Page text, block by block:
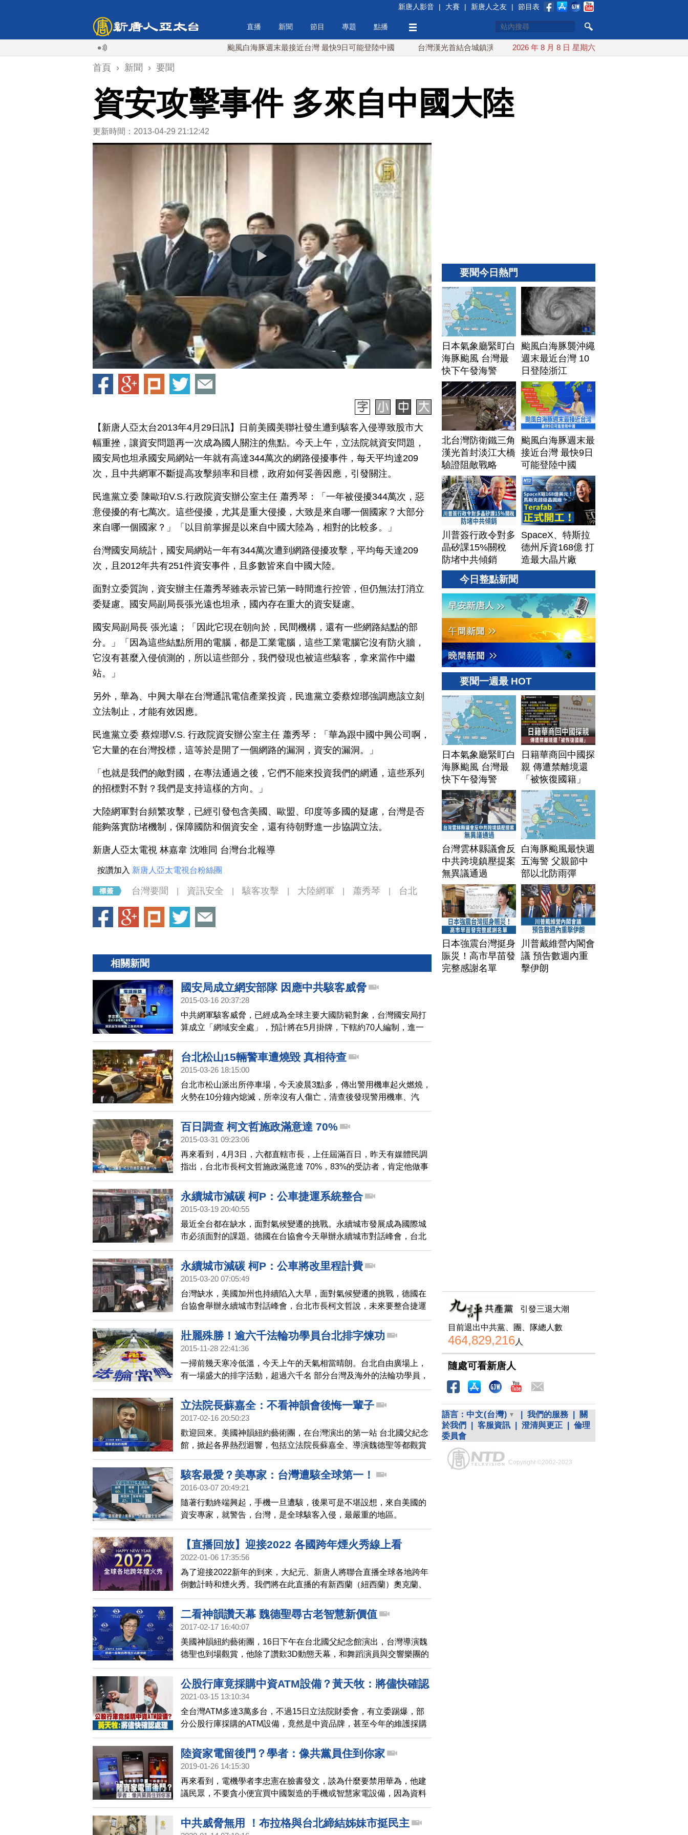
新唐人影音 | 大賽 | 新唐人之友 | 節目表
直播 新聞 節目 專題 點播
颱風白海豚週末最接近台灣 最快9日可能登陸中國 台灣漢光首結合城鎮演習 AIT連續發文讚「韌性台灣」 搞分化？美情報：普京最快
2026 年 8 月 8 日 星期六
首頁 › 新聞 › 要聞
資安攻擊事件 多來自中國大陸
更新時間：2013-04-29 21:12:42
【新唐人亞太台2013年4月29日訊】日前美國美聯社發生遭到駭客入侵導致股市大
幅重挫，讓資安問題再一次成為國人關注的焦點。今天上午，立法院就資安問題，
國安局也坦承國安局網站一年就有高達344萬次的網路侵擾事件，每天平均達209
次，且中共網軍不斷提高攻擊頻率和目標，政府如何妥善因應，引發關注。
民進黨立委 陳歐珀V.S.行政院資安辦公室主任 蕭秀琴：「一年被侵擾344萬次，惡
意侵擾的有七萬次。這些侵擾，尤其是重大侵擾，大致是來自哪一個國家？大部分
來自哪一個國家？」「以目前掌握是以來自中國大陸為，相對的比較多。」
台灣國安局統計，國安局網站一年有344萬次遭到網路侵擾攻擊，平均每天達209
次，且2012年共有251件資安事件，且多數皆來自中國大陸。
面對立委質詢，資安辦主任蕭秀琴雖表示皆已第一時間進行控管，但仍無法打消立
委疑慮。國安局副局長張光遠也坦承，國內存在重大的資安疑慮。
國安局副局長 張光遠；「因此它現在朝向於，民間機構，還有一些網路結點的部
分。」「因為這些結點所用的電腦，都是工業電腦，這些工業電腦它沒有防火牆，
它沒有甚麼入侵偵測的，所以這些部分，我們發現也被這些駭客，拿來當作中繼
站。」
另外，華為、中興大舉在台灣通訊電信產業投資，民進黨立委蔡煌瑯強調應該立刻
立法制止，才能有效因應。
民進黨立委 蔡煌瑯V.S. 行政院資安辦公室主任 蕭秀琴：「華為跟中國中興公司啊，
它大量的在台灣投標，這等於是開了一個網路的漏洞，資安的漏洞。」
「也就是我們的敵對國，在專法通過之後，它們不能來投資我們的網通，這些系列
的招標對不對？我們是支持這樣的方向。」
大陸網軍對台頻繁攻擊，已經引發包含美國、歐盟、印度等多國的疑慮，台灣是否
能夠落實防堵機制，保障國防和個資安全，還有待朝野進一步協調立法。
新唐人亞太電視 林嘉韋 沈唯同 台灣台北報導
按讚加入 新唐人亞太電視台粉絲團
台灣要聞 資訊安全 駭客攻擊 大陸網軍 蕭秀琴 台北
相關新聞
國安局成立網安部隊 因應中共駭客威脅
2015-03-16 20:37:28
中共網軍駭客威脅，已經成為全球主要大國防範對象，台灣國安局打
算成立「網域安全處」，預計將在5月掛牌，下轄約70人編制，進一
步提升台灣的資安實力，也是國安局20餘年來，首度增設的新單位。
台北松山15輛警車遭燒毀 真相待查
2015-03-26 18:15:00
台北市松山派出所停車場，今天凌晨3點多，傳出警用機車起火燃燒，
火勢在10分鐘內熄滅，所幸沒有人傷亡，清查後發現警用機車、汽
車，共15輛遭到火勢燃燒，詳細起火原因，警方仍在調查。
百日調查 柯文哲施政滿意達 70%
2015-03-31 09:23:06
再來看到，4月3日，六都直轄市長，上任屆滿百日，昨天有媒體民調
指出，台北市長柯文哲施政滿意達 70%，83%的受訪者，肯定他做事
很有魄力，但也有半數受訪民眾認為柯文哲「溝通能力不好」；而台
南市長賴清德，施政滿意度比柯文哲多約6％，位居榜首。
永續城市減碳 柯P：公車捷運系統整合
2015-03-19 20:40:55
最近全台都在缺水，面對氣候變遷的挑戰。永續城市發展成為國際城
市必須面對的課題。德國在台協會今天舉辦永續城市對話峰會，台北
市長柯文哲就提出，未來要整合捷運與公車系統，除了增加效率，也
降低碳排放。
永續城市減碳 柯P：公車將改里程計費
2015-03-20 07:05:49
台灣缺水，美國加州也持續陷入大旱，面對氣候變遷的挑戰，德國在
台協會舉辦永續城市對話峰會，台北市長柯文哲說，未來要整合捷運
與公車系統，還提出公車將改里程計費。
壯麗殊勝！逾六千法輪功學員台北排字煉功
2015-11-28 22:41:36
一掃前幾天寒冷低溫，今天上午的天氣相當晴朗。台北自由廣場上，
有一場盛大的排字活動，超過六千名 部分台灣及海外的法輪功學員，
排出壯觀盛大的法輪圖形，演煉功法，路過的民眾紛紛拿起相機，捕
捉這難得一見的珍貴畫面。
立法院長蘇嘉全：不看神韻會後悔一輩子
2017-02-16 20:50:23
歡迎回來。美國神韻紐約藝術團，在台灣演出的第一站 台北國父紀念
館，掀起各界熱烈迴響，包括立法院長蘇嘉全、導演魏德聖等都觀賞
了今天(16日)下午的演出。
駭客最愛？美專家：台灣遭駭全球第一！
2016-03-07 20:49:21
隨著行動終端興起，手機一旦遭駭，後果可是不堪設想，來自美國的
資安專家，就警告，台灣，是全球駭客入侵，最嚴重的地區。
【直播回放】迎接2022 各國跨年煙火秀線上看
2022-01-06 17:35:56
為了迎接2022新年的到來，大紀元、新唐人將聯合直播全球各地跨年
倒數計時和煙火秀。我們將在此直播的有新西蘭（紐西蘭）奧克蘭、
澳洲悉尼（雪梨）、台灣台北、香港、泰國曼谷、迪拜（杜拜）等城
市，讓觀眾一睹各國慶祝跨年的盛況。
二看神韻讚天幕 魏德聖尋古老智慧新價值
2017-02-17 16:40:07
美國神韻紐約藝術團，16日下午在台北國父紀念館演出，台灣導演魏
德聖也到場觀賞，他除了讚歎3D動態天幕，和舞蹈演員與交響樂團的
精準配合之外，更說演出能喚起現代人沉澱、思考，找到人存在、生
活的新價值。
公股行庫竟採購中資ATM設備？黃天牧：將儘快確認
處理
2021-03-15 13:10:34
全台灣ATM多達3萬多台，不過15日立法院財委會，有立委踢爆，部
分公股行庫採購的ATM設備，竟然是中資品牌，甚至今年的維護採購
清單中，還採買中資設備，違反行政院去年宣布汰換陸製設備的指
示，可能成為資安隱憂，立委要求金管會儘快查明清楚。
陸資家電留後門？學者：像共黨員住到你家
2019-01-26 14:15:30
再來看到，電機學者李忠憲在臉書發文，談為什麼要禁用華為，他建
議民眾，不要貪小便宜買中國製造的手機或智慧家電設備，因為資料
比錢更有用。手機或家電，如果有後門，就像共產黨員住到新疆人的
住家。
中共威脅無用 ！布拉格與台北締結姊妹市挺民主
要聞今日熱門
日本氣象廳緊盯白
海豚颱風 台灣最
快下午發海警
颱風白海豚襲沖繩
週末最近台灣 10
日登陸浙江
北台灣防衛鐵三角
漢光首封淡江大橋
驗證阻敵戰略
颱風白海豚週末最
接近台灣 最快9日
可能登陸中國
川普簽行政令對多
晶矽課15%關稅
防堵中共傾銷
SpaceX、特斯拉
德州斥資168億 打
造最大晶片廠
Terafab
今日整點新聞
要聞一週最 HOT
日本氣象廳緊盯白
海豚颱風 台灣最
快下午發海警
日籍華商回中國探
親 傳遭禁離境還
「被恢復國籍」
台灣雲林縣議會反
中共跨境鎮壓提案
無異議通過
白海豚颱風最快週
五海警 父親節中
部以北防雨彈
日本強震台灣挺身
賑災！高市早苗發
完整感謝名單
川普戴維營內閣會
議 預告數週內重
擊伊朗
引發三退大潮
目前退出中共黨、團、隊總人數
464,829,216人
隨處可看新唐人
語言： 中文(台灣) 我們的服務
關
於我們
客服資訊 澄清與更正
倫理
委員會
Copyright ©2002-2023